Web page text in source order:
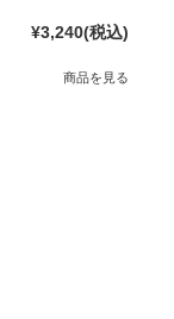
¥3,240(税込)
商品を見る